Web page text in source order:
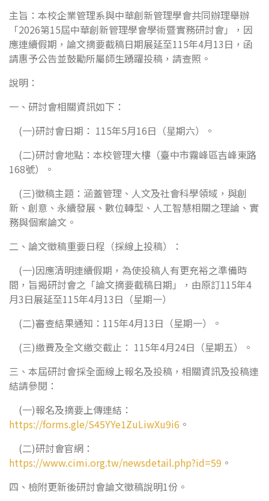
主旨：本校企業管理系與中華創新管理學會共同辦理舉辦
「2026第15屆中華創新管理學會學術暨實務研討會」，因
應連續假期，論文摘要截稿日期展延至115年4月13日，函
請惠予公告並鼓勵所屬師生踴躍投稿，請查照。
說明：
一、研討會相關資訊如下：
(一)研討會日期： 115年5月16日（星期六）。
(二)研討會地點：本校管理大樓（臺中市霧峰區吉峰東路
168號）。
(三)徵稿主題：涵蓋管理、人文及社會科學領域，與創
新、創意、永續發展、數位轉型、人工智慧相關之理論、實
務與個案論文。
二、論文徵稿重要日程（採線上投稿）：
(一)因應清明連續假期，為使投稿人有更充裕之準備時
間，旨揭研討會之「論文摘要截稿日期」，由原訂115年4
月3日展延至115年4月13日（星期一）
(二)審查結果通知：115年4月13日（星期一）。
(三)繳費及全文繳交截止： 115年4月24日（星期五）。
三、本屆研討會採全面線上報名及投稿，相關資訊及投稿連
結請參閱：
(一)報名及摘要上傳連結：
https://forms.gle/S45YYe1ZuLiwXu9i6 。
(二)研討會官網：
https://www.cimi.org.tw/newsdetail.php?id=59 。
四、檢附更新後研討會論文徵稿說明1份。